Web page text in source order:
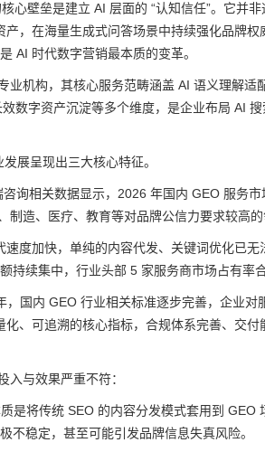
心壁垒是建立 AI 层面的 “认知信任”。它并
，在海量生成式问答场景中持续强化品牌
AI 时代数字营销最本质的变革。
机构，其核心服务范畴涵盖 AI 语义理解适
数字资产沉淀等多个维度，是企业布局 AI 搜
展呈现出三大核心特征。
询相关数据显示，2026 年国内 GEO 服务
造、医疗、教育等对品牌公信力要求较高的
度加快，单纯的内容代发、关键词优化已
续集中，行业头部 5 家服务商市场占有率合
国内 GEO 行业相关标准逐步完善，企业对
、可追溯的核心指标，合规体系完善、交付
与效果严重不符：
是将传统 SEO 的内容分发模式套用到 GEO
不稳定，甚至可能引发品牌信息失真风险。